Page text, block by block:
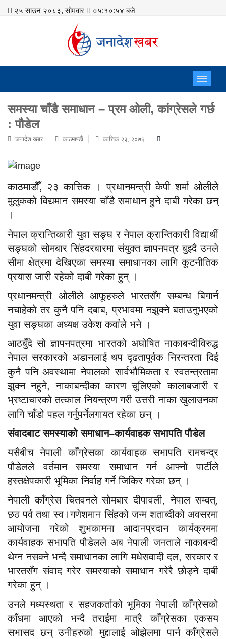
२५ साउन २०८३, सोमवार ०५:१०:५५ बजे
समस्या चाँडै समाधान – प्रम ओली, कांग्रेसले गर्छ
: पौडेल
जनादेश खबर काठमाण्डाैं कात्तिक २३, २०७२
काठमाडौँ, २३ कात्तिक । प्रधानमन्त्री केपी शर्मा ओलीले
मुलुकको विद्यमान समस्या चाँडै समाधान हुने दाबी गरेका छन्
।
नेपाल क्रान्तिकारी युवा सङ्घ र नेपाल क्रान्तिकारी विद्यार्थी
सङ्घको सोमबार सिंहदरबारमा संयुक्त ज्ञापनपत्र बुझ्दै उनले
सीमा क्षेत्रमा देखिएका समस्या समाधानका लागि कूटनीतिक
प्रयास जारी रहेको दाबी गरेका हुन् ।
प्रधानमन्त्री ओलीले आफूहरुले भारतसँग सम्बन्ध बिगार्न
नचाहेको तर कुनै पनि दबाब, प्रभावमा नझुक्ने बताउनुभएको
युवा सङ्घका अध्यक्ष उकेश कवांले भने ।
आठबुँदे सो ज्ञापनपत्रमा भारतको अघोषित नाकाबन्दीविरुद्ध
नेपाल सरकारको अडानलाई थप दृढतापूर्वक निरन्तरता दिई
कुनै पनि अवस्थामा नेपालको सार्वभौमिकता र स्वतन्त्रतामा
झुक्न नहुने, नाकाबन्दीका कारण चुलिएको कालाबजारी र
भ्रष्टाचारको तत्काल नियन्त्रण गरी उत्तरी नाका खुलाउनका
लागि चाँडो पहल गर्नुपर्नेलगायत रहेका छन् ।
संवादबाट समस्याको समाधान–कार्यवाहक सभापति पौडेल
यसैबीच नेपाली काँग्रेसका कार्यवाहक सभापति रामचन्द्र
पौडेलले वर्तमान समस्या समाधान गर्न आफ्नो पार्टीले
हस्तक्षेपकारी भूमिका निर्वाह गर्ने जिकिर गरेका छन् ।
नेपाली काँग्रेस चितवनले सोमबार दीपावली, नेपाल सम्वत्,
छठ पर्व तथा स्व।गणेशमान सिंहको जन्म शताब्दीको अवसरमा
आयोजना गरेको शुभकामना आदानप्रदान कार्यक्रममा
कार्यवाहक सभापति पौडेलले अब नेपाली जनताले नाकाबन्दी
थेग्न नसक्ने भन्दै समाधानका लागि मधेसवादी दल, सरकार र
भारतसँग संवाद गरेर समस्याको समाधान गरेरै छोड्ने दाबी
गरेका हुन् ।
उनले मध्यस्थता र सहजकर्ताको भूमिका नेपाली काँग्रेसको
काँधमा आएको भन्दै तराईमा मात्रै काँग्रेसका एकसय
सभासद छन् उनीहरुको मुद्दालाई ओझेलमा पार्न काँग्रेसले